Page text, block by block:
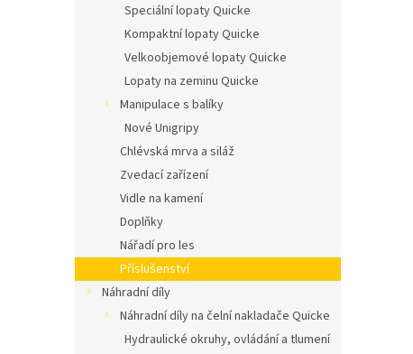
Speciální lopaty Quicke
Kompaktní lopaty Quicke
Velkoobjemové lopaty Quicke
Lopaty na zeminu Quicke
Manipulace s balíky
Nové Unigripy
Chlévská mrva a siláž
Zvedací zařízení
Vidle na kamení
Doplňky
Nářadí pro les
Příslušenství
Náhradní díly
Náhradní díly na čelní nakladače Quicke
Hydraulické okruhy, ovládání a tlumení